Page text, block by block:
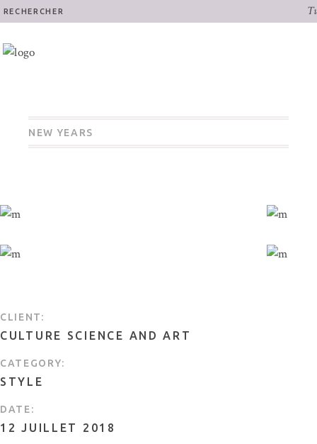
RECHERCHER
NEW YEARS
CLIENT:
CULTURE SCIENCE AND ART
CATEGORY:
STYLE
DATE:
12 JUILLET 2018